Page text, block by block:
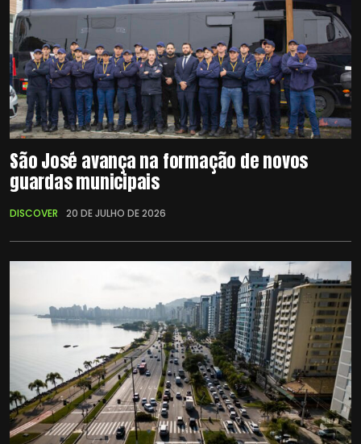
São José avança na formação de novos
guardas municipais
DISCOVER 20 DE JULHO DE 2026